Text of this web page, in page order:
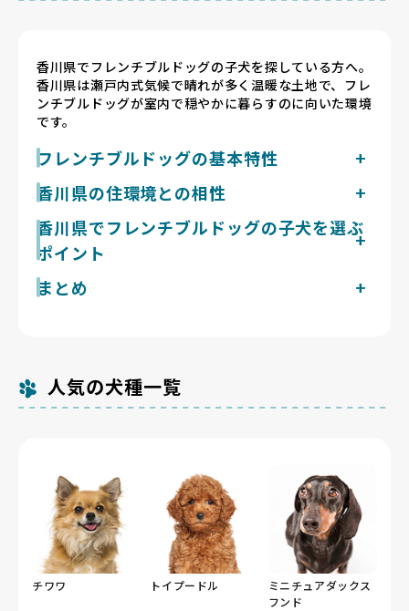
香川県でフレンチブルドッグの子犬を探している方へ。
香川県は瀬戸内式気候で晴れが多く温暖な土地で、フレ
ンチブルドッグが室内で穏やかに暮らすのに向いた環境
です。
フレンチブルドッグの基本特性
フレンチブルドッグは成犬で体重8〜14kg・体高25〜
35cm前後の中型犬です。がっしりした体つきですが運
動量はほどほどで、迎えた後は1日2回15〜20分程度の
散歩を目安に、無理のない発散を心がけると落ち着いて
暮らせます。被毛はシングルコートで短く、顔や体のし
わの間は蒸れやすくこまめな拭き取りが前提です。吠え
る頻度は比較的少ない一方、短頭種特有の呼吸のしづら
香川県の住環境との相性
香川県は瀬戸内式気候で年間日照時間が全国有数、高松
市の年平均気温は16.7℃と温暖ですが、夏は蒸し暑く
猛暑日もあります。短頭種のフレンチブルドッグは気道
が狭く体温調節が苦手なため、日中の散歩は避けて朝晩
の涼しい時間に短く切り上げ、室内はエアコンで温度管
園のドッグランなど日陰と平坦地を選べる場所もあり、
運動量が多くないフレンチブルドッグには無理のない距
香川県でフレンチブルドッグの子犬を選ぶ
ポイント
香川県で掲載中のフレンチブルドッグのブリーダー
で確認したうえで厳選しているためです。香川県内には
犬猫等販売業の登録が281件（令和5年4月1日現在）あ
香川県のフレンチブルドッグの価格相場（掲載中の目
安）
約23万〜35万円（個体差があります）
まとめ
人気の犬種一覧
チワワ トイプードル
ミニチュアダックス
フンド